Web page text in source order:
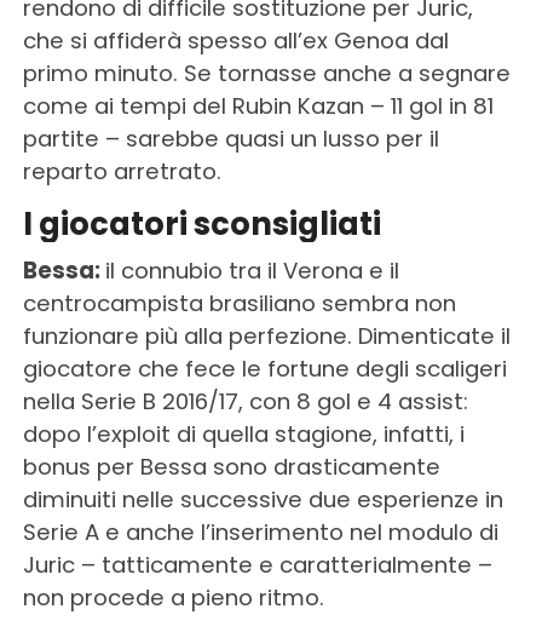
rendono di difficile sostituzione per Juric,
che si affiderà spesso all’ex Genoa dal
primo minuto. Se tornasse anche a segnare
come ai tempi del Rubin Kazan – 11 gol in 81
partite – sarebbe quasi un lusso per il
reparto arretrato.
I giocatori sconsigliati
Bessa: il connubio tra il Verona e il
centrocampista brasiliano sembra non
funzionare più alla perfezione. Dimenticate il
giocatore che fece le fortune degli scaligeri
nella Serie B 2016/17, con 8 gol e 4 assist:
dopo l’exploit di quella stagione, infatti, i
bonus per Bessa sono drasticamente
diminuiti nelle successive due esperienze in
Serie A e anche l’inserimento nel modulo di
Juric – tatticamente e caratterialmente –
non procede a pieno ritmo.